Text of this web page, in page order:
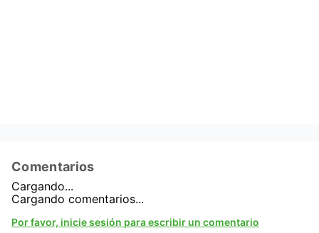
Comentarios
Cargando...
Por favor, inicie sesión para escribir un comentario
Cargando comentarios...